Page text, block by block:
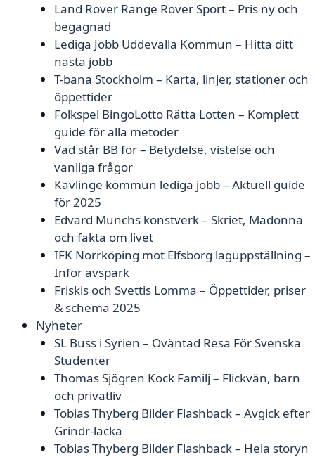
Land Rover Range Rover Sport – Pris ny och
begagnad
Lediga Jobb Uddevalla Kommun – Hitta ditt
nästa jobb
T-bana Stockholm – Karta, linjer, stationer och
öppettider
Folkspel BingoLotto Rätta Lotten – Komplett
guide för alla metoder
Vad står BB för – Betydelse, vistelse och
vanliga frågor
Kävlinge kommun lediga jobb – Aktuell guide
för 2025
Edvard Munchs konstverk – Skriet, Madonna
och fakta om livet
IFK Norrköping mot Elfsborg laguppställning –
Inför avspark
Friskis och Svettis Lomma – Öppettider, priser
& schema 2025
Nyheter
SL Buss i Syrien – Oväntad Resa För Svenska
Studenter
Thomas Sjögren Kock Familj – Flickvän, barn
och privatliv
Tobias Thyberg Bilder Flashback – Avgick efter
Grindr-läcka
Tobias Thyberg Bilder Flashback – Hela storyn